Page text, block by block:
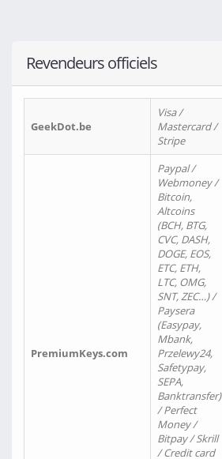
Revendeurs officiels
GeekDot.be
Visa /
Mastercard /
Stripe
PremiumKeys.com
Paypal /
Webmoney /
Bitcoin,
Altcoins
(BCH, BTG,
CVC, DASH,
DOGE, EOS,
ETC, ETH,
LTC, OMG,
SNT, ZEC…) /
Paysera
(Easypay,
Mbank,
Przelewy24,
Safetypay,
SEPA,
Banktransfer)
/ Perfect
Money /
Bitpay / Skrill
/ Credit card